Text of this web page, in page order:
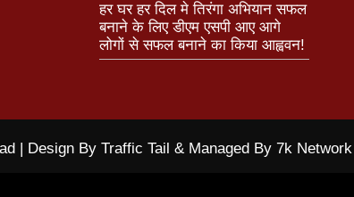
हर घर हर दिल मे तिरंगा अभियान सफल
बनाने के लिए डीएम एसपी आए आगे
लोगों से सफल बनाने का किया आह्ववन!
| Design By Traffic Tail & Managed By 7k Network